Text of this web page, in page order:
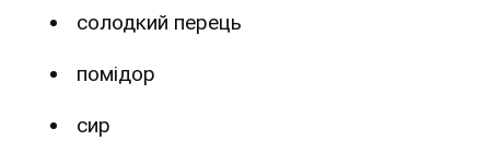
солодкий перець
помідор
сир